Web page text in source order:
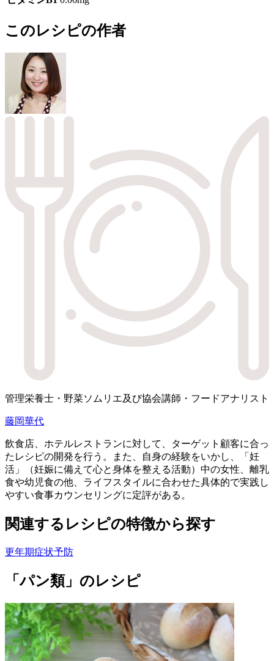
このレシピの作者
管理栄養士・野菜ソムリエ及び協会講師・フードアナリスト
藤岡華代
飲食店、ホテルレストランに対して、ターゲット顧客に合っ
たレシピの開発を行う。また、自身の経験をいかし、「妊
活」（妊娠に備えて心と身体を整える活動）中の女性、離乳
食や幼児食の他、ライフスタイルに合わせた具体的で実践し
やすい食事カウンセリングに定評がある。
関連するレシピの特徴から探す
更年期症状予防
「パン類」のレシピ